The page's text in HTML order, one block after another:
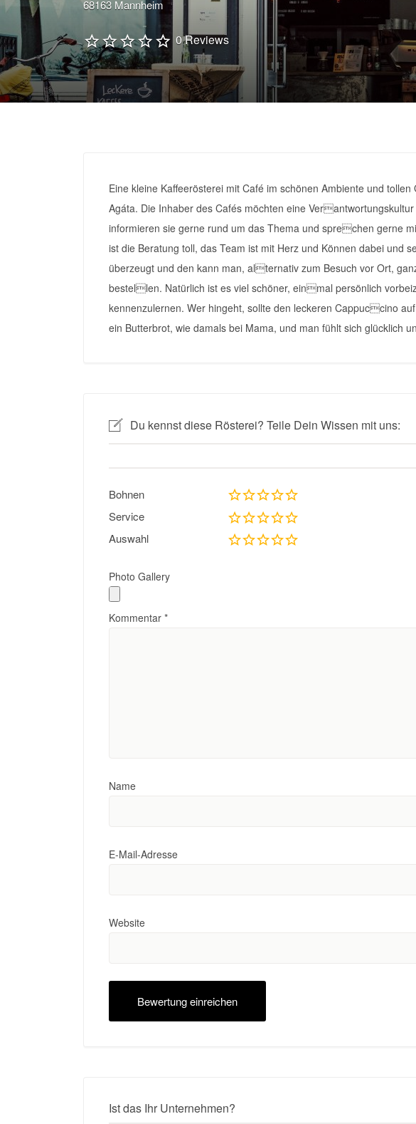
68163 Mannheim
0 Reviews
Eine kleine Kaffeerösterei mit Café im schönen Ambiente und
Agáta. Die Inhaber des Cafés möchten eine
informieren sie gerne rund um das Thema und sprechen gerne
ist die Beratung toll, das Team ist mit Herz und Können dabei und
überzeugt und den kann man, alternativ zum Besuch vor Ort,
bestellen. Natürlich ist es viel schöner, einmal persönlich
kennenzulernen. Wer hingeht, sollte den leckeren Cappuccino
ein Butterbrot, wie damals bei Mama, und man fühlt sich glücklich
Du kennst diese Rösterei? Teile Dein Wissen mit uns:
Bohnen
Service
Auswahl
Photo Gallery
Kommentar *
Name
E-Mail-Adresse
Website
Ist das Ihr Unternehmen?